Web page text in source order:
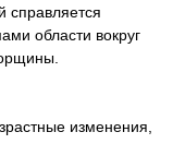
справляется
области вокруг
изменения,